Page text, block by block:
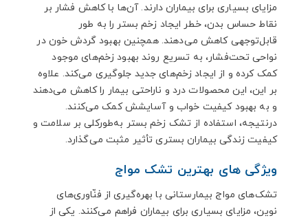
مزایای بسیاری برای بیماران دارند. آن‌ها با کاهش فشار بر
نقاط حساس بدن، خطر ایجاد زخم بستر را به طور
قابل‌توجهی کاهش می‌دهند. همچنین بهبود گردش خون در
نواحی تحت‌فشار، به تسریع روند بهبود زخم‌های موجود
کمک کرده و از ایجاد زخم‌های جدید جلوگیری می‌کند. علاوه
بر این، این محصولات درد و ناراحتی بیمار را کاهش می‌دهند
و به بهبود کیفیت خواب و آسایشش کمک می‌کنند.
درنتیجه، استفاده از تشک زخم بستر به‌طورکلی بر سلامت و
کیفیت زندگی بیماران بستری تأثیر مثبت می‌گذارد.
ویژگی های بهترین تشک مواج
تشک‌های مواج بیمارستانی با بهره‌گیری از فنّاوری‌های
نوین، مزایای بسیاری برای بیماران فراهم می‌کنند. یکی از